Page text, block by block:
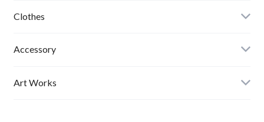
Clothes
Mens
Ladies
Accessory
Art Works